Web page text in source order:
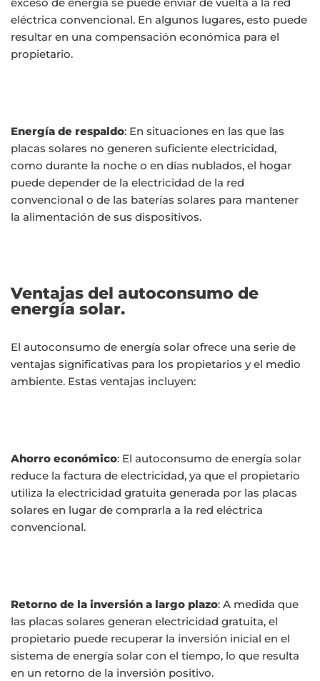
exceso de energía se puede enviar de vuelta a la red
eléctrica convencional. En algunos lugares, esto puede
resultar en una compensación económica para el
propietario.
Energía de respaldo: En situaciones en las que las
placas solares no generen suficiente electricidad,
como durante la noche o en días nublados, el hogar
puede depender de la electricidad de la red
convencional o de las baterías solares para mantener
la alimentación de sus dispositivos.
Ventajas del autoconsumo de
energía solar.
El autoconsumo de energía solar ofrece una serie de
ventajas significativas para los propietarios y el medio
ambiente. Estas ventajas incluyen:
Ahorro económico: El autoconsumo de energía solar
reduce la factura de electricidad, ya que el propietario
utiliza la electricidad gratuita generada por las placas
solares en lugar de comprarla a la red eléctrica
convencional.
Retorno de la inversión a largo plazo: A medida que
las placas solares generan electricidad gratuita, el
propietario puede recuperar la inversión inicial en el
sistema de energía solar con el tiempo, lo que resulta
en un retorno de la inversión positivo.